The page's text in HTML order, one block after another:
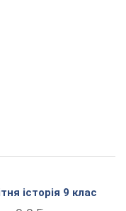
історія 9 клас